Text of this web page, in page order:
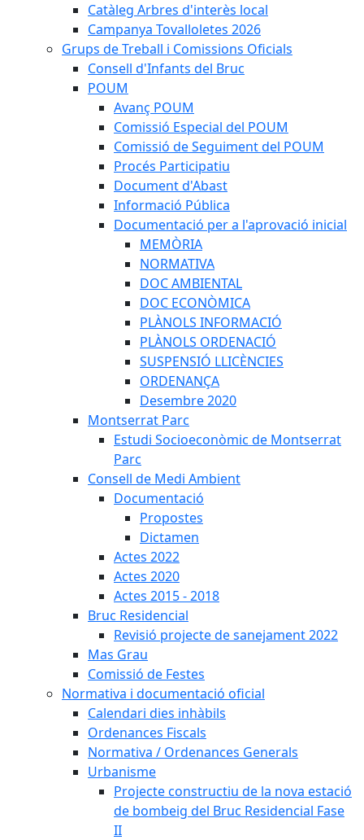
Catàleg Arbres d'interès local
Campanya Tovalloletes 2026
Grups de Treball i Comissions Oficials
Consell d'Infants del Bruc
POUM
Avanç POUM
Comissió Especial del POUM
Comissió de Seguiment del POUM
Procés Participatiu
Document d'Abast
Informació Pública
Documentació per a l'aprovació inicial
MEMÒRIA
NORMATIVA
DOC AMBIENTAL
DOC ECONÒMICA
PLÀNOLS INFORMACIÓ
PLÀNOLS ORDENACIÓ
SUSPENSIÓ LLICÈNCIES
ORDENANÇA
Desembre 2020
Montserrat Parc
Estudi Socioeconòmic de Montserrat
Parc
Consell de Medi Ambient
Documentació
Propostes
Dictamen
Actes 2022
Actes 2020
Actes 2015 - 2018
Bruc Residencial
Revisió projecte de sanejament 2022
Mas Grau
Comissió de Festes
Normativa i documentació oficial
Calendari dies inhàbils
Ordenances Fiscals
Normativa / Ordenances Generals
Urbanisme
Projecte constructiu de la nova estació
de bombeig del Bruc Residencial Fase
II